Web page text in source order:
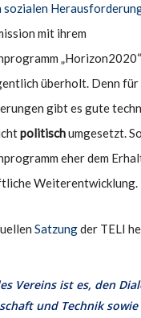
sozialen
mit ihrem
überholt. Denn für
gibt es gute
politischumgesetzt.
eher dem
Weiterentwicklung.
Satzungder TELI
Vereins ist es, den
und Technik